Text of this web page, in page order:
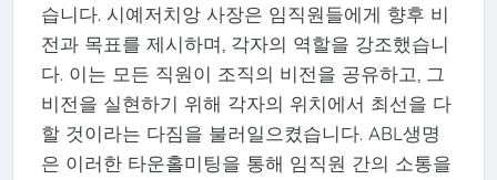
습니다. 시예저치앙 사장은 임직원들에게 향후 비
전과 목표를 제시하며, 각자의 역할을 강조했습니
다. 이는 모든 직원이 조직의 비전을 공유하고, 그
비전을 실현하기 위해 각자의 위치에서 최선을 다
할 것이라는 다짐을 불러일으켰습니다. ABL생명
은 이러한 타운홀미팅을 통해 임직원 간의 소통을